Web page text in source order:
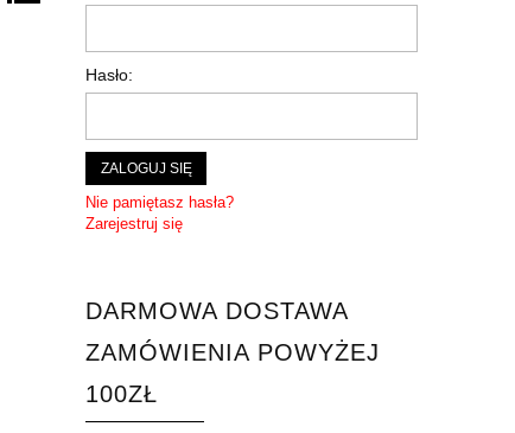
Hasło:
ZALOGUJ SIĘ
Nie pamiętasz hasła?
Zarejestruj się
DARMOWA DOSTAWA
ZAMÓWIENIA POWYŻEJ
100ZŁ